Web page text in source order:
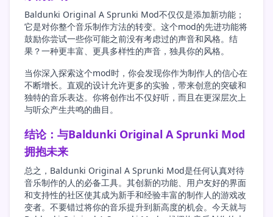
Baldunki Original A Sprunki Mod不仅仅是添加新功能；
它是对你整个音乐制作方法的转变。这个mod的先进功能将
鼓励你尝试一些你可能之前没有考虑过的声音和风格。结
果？一种更丰富、更具多样性的声音，独具你的风格。
当你深入探索这个mod时，你会发现你作为制作人的信心在
不断增长。直观的设计允许更多的实验，带来创意的突破和
独特的音乐表达。你将创作出不仅好听，而且在更深层次上
与听众产生共鸣的曲目。
结论：与Baldunki Original A Sprunki Mod
拥抱未来
总之，Baldunki Original A Sprunki Mod是任何认真对待
音乐制作的人的必备工具。其创新的功能、用户友好的界面
和支持性的社区使其成为新手和经验丰富的制作人的游戏改
变者。不要错过将你的音乐提升到新高度的机会。今天就与